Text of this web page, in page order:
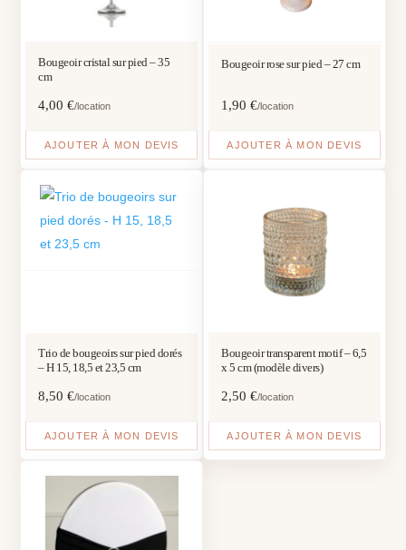
Bougeoir cristal sur pied – 35
cm
4,00€/location
AJOUTER À MON DEVIS
Bougeoir rose sur pied – 27 cm
1,90 €/location
AJOUTER À MON DEVIS
Trio de bougeoirs sur pied dorés
– H 15, 18,5 et 23,5 cm
8,50€/location
AJOUTER À MON DEVIS
Bougeoir transparent motif – 6,5
x 5 cm (modèle divers)
2,50 €/location
AJOUTER À MON DEVIS